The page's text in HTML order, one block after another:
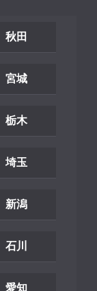
秋田
宮城
栃木
埼玉
新潟
石川
愛知